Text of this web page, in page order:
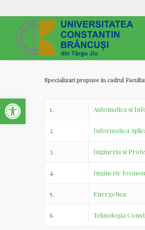
Open toolbar
Specializari propuse in cadrul
1. Automatica si
2. Informatica
3. Ingineria si
4. Inginerie
5. Energetica
6. Tehnologia